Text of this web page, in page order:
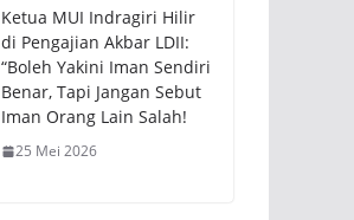
Ketua MUI Indragiri Hilir
di Pengajian Akbar LDII:
“Boleh Yakini Iman Sendiri
Benar, Tapi Jangan Sebut
Iman Orang Lain Salah!
25 Mei 2026